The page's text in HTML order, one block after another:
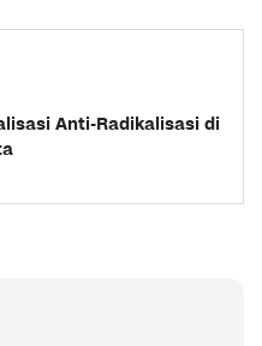
Anti-Radikalisasi di